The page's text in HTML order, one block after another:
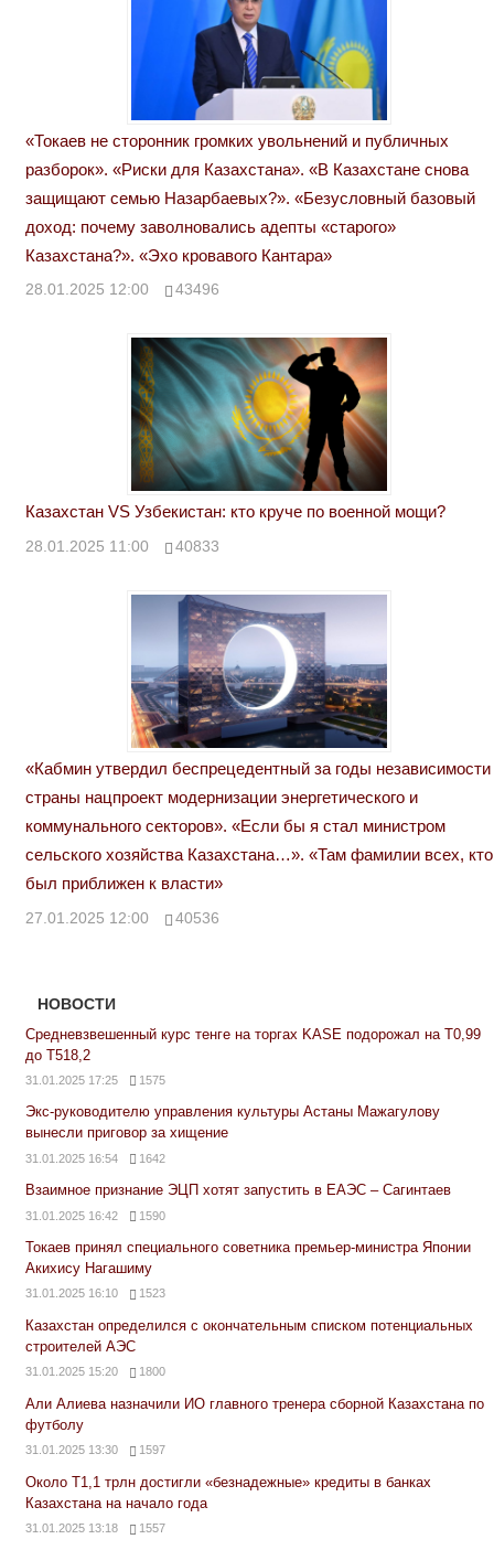
«Токаев не сторонник громких увольнений и публичных
разборок». «Риски для Казахстана». «В Казахстане снова
защищают семью Назарбаевых?». «Безусловный базовый
доход: почему заволновались адепты «старого»
Казахстана?». «Эхо кровавого Кантара»
28.01.2025 12:00 43496
Казахстан VS Узбекистан: кто круче по военной мощи?
28.01.2025 11:00 40833
«Кабмин утвердил беспрецедентный за годы независимости
страны нацпроект модернизации энергетического и
коммунального секторов». «Если бы я стал министром
сельского хозяйства Казахстана…». «Там фамилии всех, кто
был приближен к власти»
27.01.2025 12:00 40536
НОВОСТИ
Средневзвешенный курс тенге на торгах KASE подорожал на Т0,99
до Т518,2
31.01.2025 17:25 1575
Экс-руководителю управления культуры Астаны Мажагулову
вынесли приговор за хищение
31.01.2025 16:54 1642
Взаимное признание ЭЦП хотят запустить в ЕАЭС – Сагинтаев
31.01.2025 16:42 1590
Токаев принял специального советника премьер-министра Японии
Акихису Нагашиму
31.01.2025 16:10 1523
Казахстан определился с окончательным списком потенциальных
строителей АЭС
31.01.2025 15:20 1800
Али Алиева назначили ИО главного тренера сборной Казахстана по
футболу
31.01.2025 13:30 1597
Около Т1,1 трлн достигли «безнадежные» кредиты в банках
Казахстана на начало года
31.01.2025 13:18 1557